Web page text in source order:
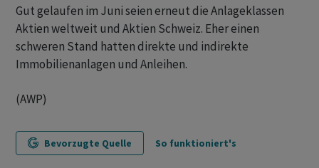
Gut gelaufen im Juni seien erneut die Anlageklassen
Aktien weltweit und Aktien Schweiz. Eher einen
schweren Stand hatten direkte und indirekte
Immobilienanlagen und Anleihen.
(AWP)
Bevorzugte Quelle So funktioniert's